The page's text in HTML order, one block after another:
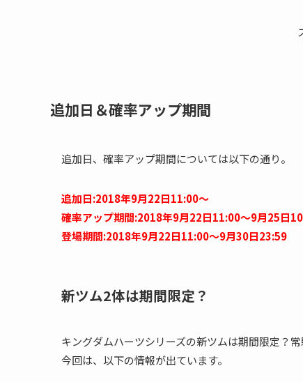
追加日＆確率アップ期間
追加日、確率アップ期間については以下の通り。
追加日:2018年9月22日11:00～
確率アップ期間:2018年9月22日11:00～9月25日
登場期間:2018年9月22日11:00～9月30日23:59
新ツム2体は期間限定？
キングダムハーツシリーズの新ツムは期間限定？
今回は、以下の情報が出ています。